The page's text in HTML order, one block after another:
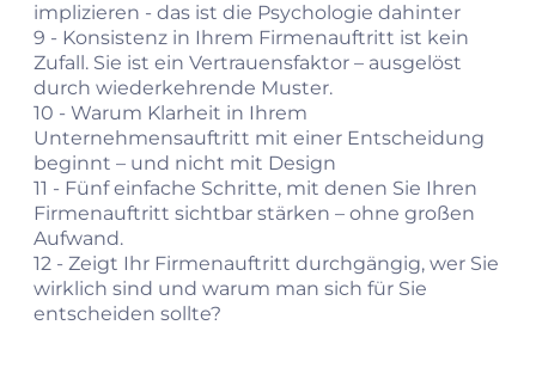
implizieren - das ist die Psychologie dahinter
9 - Konsistenz in Ihrem Firmenauftritt ist kein
Zufall. Sie ist ein Vertrauensfaktor – ausgelöst
durch wiederkehrende Muster.
10 - Warum Klarheit in Ihrem
Unternehmensauftritt mit einer Entscheidung
beginnt – und nicht mit Design
11 - Fünf einfache Schritte, mit denen Sie Ihren
Firmenauftritt sichtbar stärken – ohne großen
Aufwand.
12 - Zeigt Ihr Firmenauftritt durchgängig, wer Sie
wirklich sind und warum man sich für Sie
entscheiden sollte?